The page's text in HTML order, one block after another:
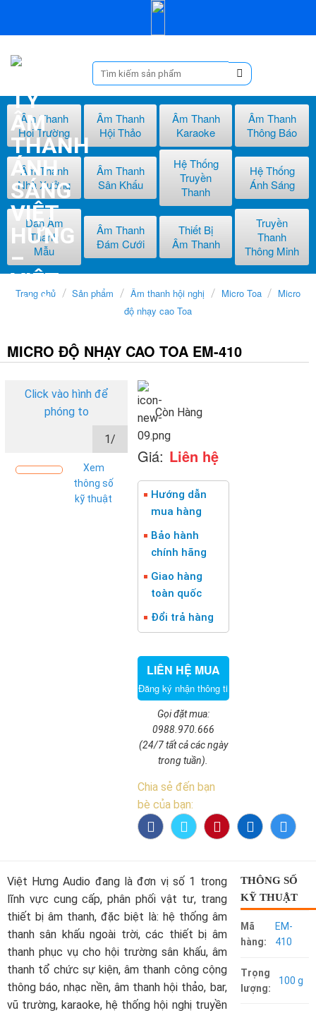
Tìm
kiếm:
Âm Thanh
Hội Trường
Âm Thanh
Hội Thảo
Âm Thanh
Karaoke
Âm Thanh
Thông Báo
Âm Thanh
Nhà Xưởng
Âm Thanh
Sân Khấu
Hệ Thống
Truyền
Thanh
Hệ Thống
Ánh Sáng
Dàn Âm
Thanh
Mẫu
Âm Thanh
Đám Cưới
Thiết Bị
Âm Thanh
Truyền
Thanh
Thông Minh
Trang chủ / Sản phẩm / Âm thanh hội nghị / Micro Toa / Micro
độ nhạy cao Toa
MICRO ĐỘ NHẠY CAO TOA EM-410
Click vào hình để
phóng to
1/
Xem
thông số
kỹ thuật
Còn Hàng
Giá: Liên hệ
Hướng dẫn
mua hàng
Bảo hành
chính hãng
Giao hàng
toàn quốc
Đổi trả hàng
LIÊN HỆ MUA
Đăng ký nhận thông tin sản phẩm
Gọi đặt mua:
0988.970.666
(24/7 tất cả các ngày
trong tuần).
Chia sẻ đến bạn
bè của bạn:
Việt Hưng Audio đang là đơn vị số 1 trong
lĩnh vực cung cấp, phân phối vật tư, trang
thiết bị âm thanh, đặc biệt là: hệ thống âm
thanh sân khấu ngoài trời, các thiết bị âm
thanh phục vụ cho hội trường sân khấu, âm
thanh tổ chức sự kiện, âm thanh công cộng
thông báo, nhạc nền, âm thanh hội thảo, bar,
vũ trường, karaoke, hệ thống hội nghị truyền
THÔNG SỐ
KỸ THUẬT
Mã
hàng:
EM-
410
Trọng
lượng:
100 g